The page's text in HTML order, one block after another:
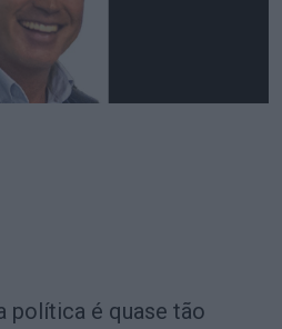
política é quase tão